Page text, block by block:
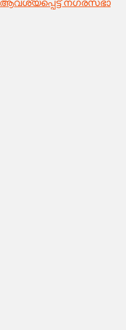
ആവശ്യപ്പെട്ട് നഗരസഭാ